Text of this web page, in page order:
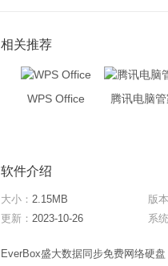
相关推荐
WPS Office
腾讯电脑
软件介绍
大小： 2.15MB 版本
更新： 2023-10-26 系统
EverBox盛大数据同步免费网络硬